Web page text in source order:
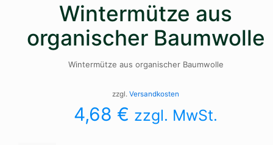
Wintermütze aus
organischer Baumwolle
Wintermütze aus organischer Baumwolle
zzgl. Versandkosten
4,68 € zzgl. MwSt.